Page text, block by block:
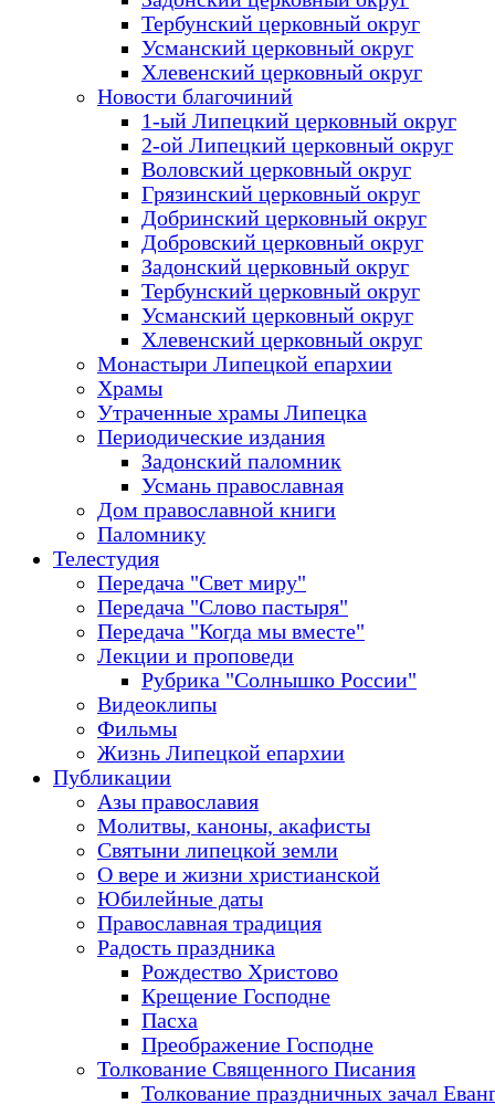
Тербунский церковный округ
Усманский церковный округ
Хлевенский церковный округ
Новости благочиний
1-ый Липецкий церковный округ
2-ой Липецкий церковный округ
Воловский церковный округ
Грязинский церковный округ
Добринский церковный округ
Добровский церковный округ
Задонский церковный округ
Тербунский церковный округ
Усманский церковный округ
Хлевенский церковный округ
Монастыри Липецкой епархии
Храмы
Утраченные храмы Липецка
Периодические издания
Задонский паломник
Усмань православная
Дом православной книги
Паломнику
Телестудия
Передача "Свет миру"
Передача "Слово пастыря"
Передача "Когда мы вместе"
Лекции и проповеди
Рубрика "Солнышко России"
Видеоклипы
Фильмы
Жизнь Липецкой епархии
Публикации
Азы православия
Молитвы, каноны, акафисты
Святыни липецкой земли
О вере и жизни христианской
Юбилейные даты
Православная традиция
Радость праздника
Рождество Христово
Крещение Господне
Пасха
Преображение Господне
Толкование Священного Писания
Толкование праздничных зачал